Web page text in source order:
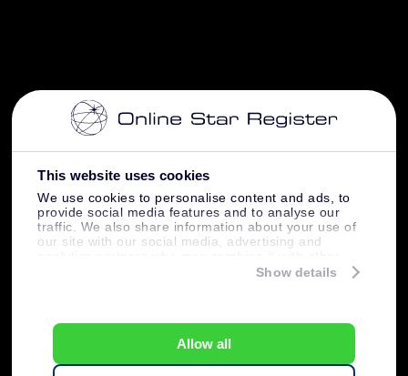
This website uses cookies
We use cookies to personalise content and ads, to
provide social media features and to analyse our
traffic. We also share information about your use of
our site with our social media, advertising and
information that you’ve provided to them or that
Show details
Allow all